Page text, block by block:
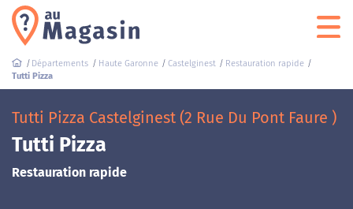
Départements Haute Garonne Castelginest
Restauration rapide
Tutti Pizza
Tutti Pizza Castelginest (2 Rue Du Pont Faure )
Tutti Pizza
Restauration rapide